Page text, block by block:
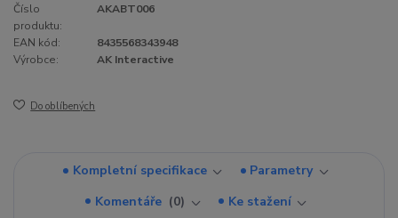
Číslo
produktu:
AKABT006
EAN kód:
8435568343948
Výrobce:
AK Interactive
Do oblíbených
Kompletní specifikace
Parametry
Komentáře
0
Ke stažení